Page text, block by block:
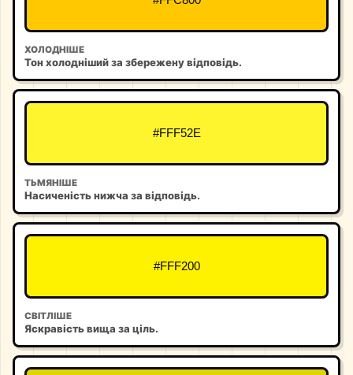
ХОЛОДНІШЕ
Тон холодніший за збережену відповідь.
#FFF52E
ТЬМЯНІШЕ
Насиченість нижча за відповідь.
#FFF200
СВІТЛІШЕ
Яскравість вища за ціль.